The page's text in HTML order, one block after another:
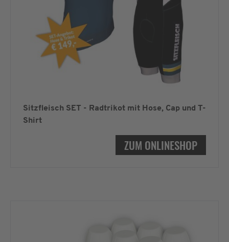
Sitzfleisch SET - Radtrikot mit Hose, Cap und T-
Shirt
ZUM ONLINESHOP